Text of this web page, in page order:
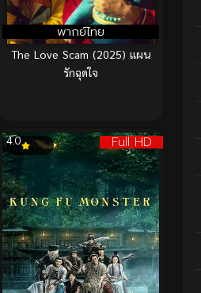
พากย์ไทย
The Love Scam (2025) แผน
รักฉุดใจ
Full HD
4.0